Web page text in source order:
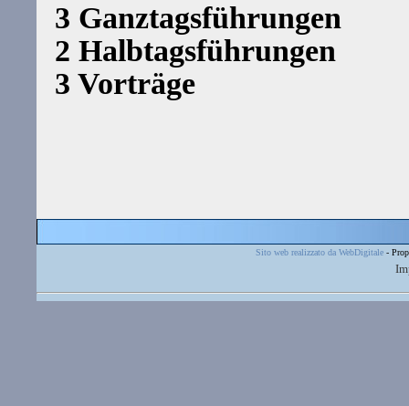
3 Ganztagsführungen
2 Halbtagsführungen
3 Vorträge
Sito web realizzato da WebDigitale -